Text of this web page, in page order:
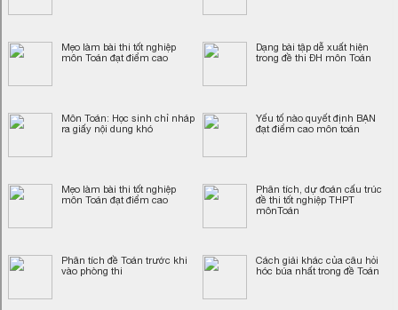
Mẹo làm bài thi tốt nghiệp
môn Toán đạt điểm cao
Dạng bài tập dễ xuất hiện
trong đề thi ĐH môn Toán
Môn Toán: Học sinh chỉ nháp
ra giấy nội dung khó
Yếu tố nào quyết định BẠN
đạt điểm cao môn toán
Mẹo làm bài thi tốt nghiệp
môn Toán đạt điểm cao
Phân tích, dự đoán cấu trúc
đề thi tốt nghiệp THPT
mônToán
Phân tích đề Toán trước khi
vào phòng thi
Cách giải khác của câu hỏi
hóc búa nhất trong đề Toán